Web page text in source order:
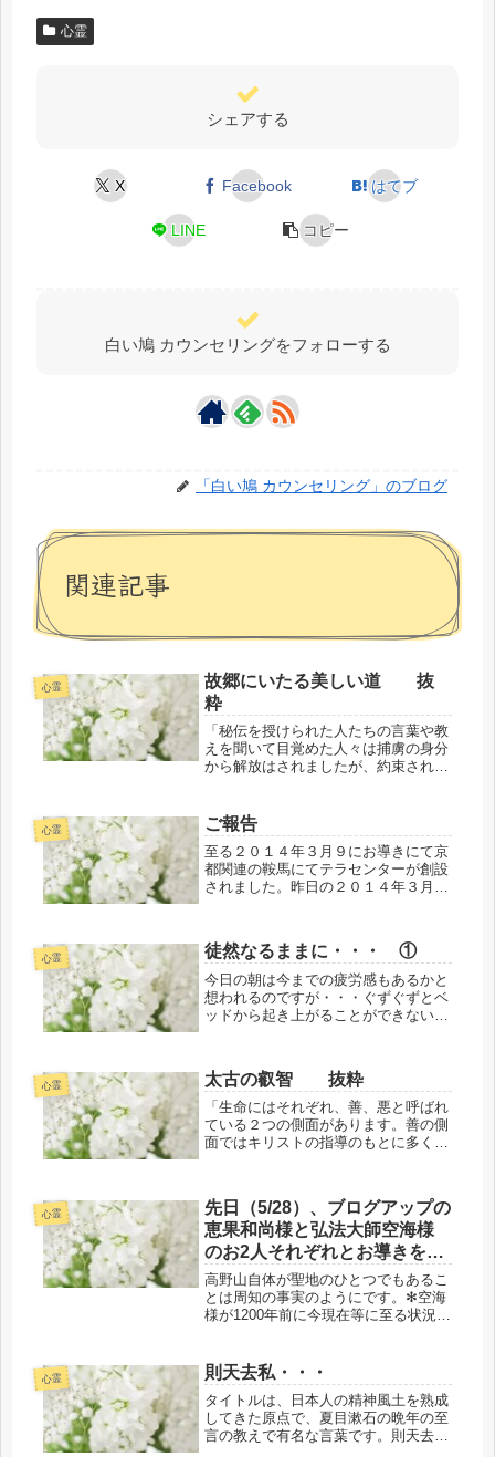
心霊
シェアする
X Facebook はてブ
LINE コピー
白い鳩 カウンセリングをフォローする
「白い鳩 カウンセリング」のブログ
関連記事
心霊
故郷にいたる美しい道 抜
粋
「秘伝を授けられた人たちの言葉や教
えを聞いて目覚めた人々は捕虜の身分
から解放はされましたが、約束された
荒野にいるのです。今日、多くの人た
ちがそのような荒野をさ迷い歩いてい
ま...
心霊 ご報告
至る２０１４年３月９にお導きにて京
都関連の鞍馬にてテラセンターが創設
されました。昨日の２０１４年３月２
て、私こと宇宙名サラ・マイトレーヤ
の代表の役割任命も終了いたしまし
た。以...
心霊 徒然なるままに・・・ ①
今日の朝は今までの疲労感もあるかと
想われるのですが・・・ぐずぐずとベ
ッドから起き上がることができない私
幹線の指定席も間違って座ってしまっ
ていた私がいたのですよ・・・ネ（恥
ず...
心霊 太古の叡智 抜粋
「生命にはそれぞれ、善、悪と呼ばれ
ている２つの側面があります。善の側
面ではキリストの指導のもとに多くの
ものも存在しています。彼らの仕事は
『光の天使』のものとは違いますが、
そ...
心霊
先日（5/28）、ブログアップの
恵果和尚様と弘法大師空海様
のお2人それぞれとお導きをい
ただいた人たちが自分に見合
った霊的進化の在りよう結果
論(5/26）で、本格的な共同創
行いたしました🌎✨
高野山自体が聖地のひとつでもあるこ
とは周知の事実のようにです。✻空海
様が1200年前に今現在等に至る状況等
光のプロジェクト・・・つまり、聖地
のレイラインを当時、共同創造にて既
にされていたオペレーションの紡ぎ直
しが二十数年前、弥勒如来（旧弥勒菩
薩）様から当時の結果論にて、それら
心霊 則天去私・・・
タイトルは、日本人の精神風土を熟成
してきた原点で、夏目漱石の晩年の至
言の教えで有名な言葉です。則天去私